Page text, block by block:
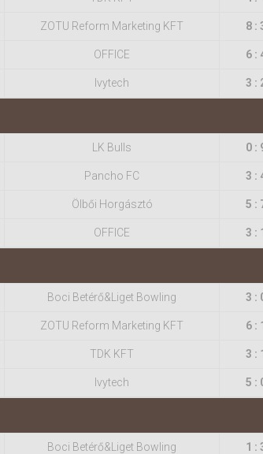
ZOTU Reform Marketing KFT 8 :
OFFICE 6 :
Ivytech 3 :
LK Bulls 0 :
Pancho FC 3 :
Ölbői Horgásztó 5 :
OFFICE 3 : 1
Boci Betérő&Liget Bowling 3 :
ZOTU Reform Marketing KFT 6 : 1
TDK KFT 3 : 1
Ivytech 5 :
Boci Betérő&Liget Bowling 1 :